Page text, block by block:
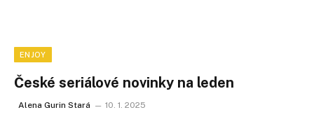
ENJOY
České seriálové novinky na leden
Alena Gurin Stará 10. 1. 2025